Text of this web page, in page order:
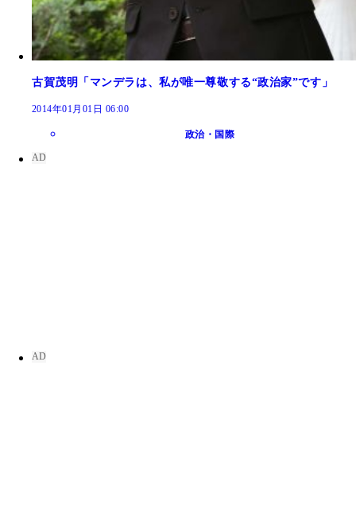
古賀茂明「マンデラは、私が唯一尊敬する“政治家”です」
2014年01月01日 06:00
政治・国際